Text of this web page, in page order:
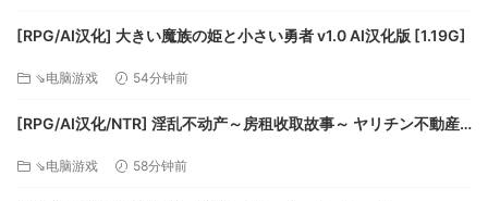
[RPG/AI汉化] 大きい魔族の姫と小さい勇者 v1.0 AI汉化版 [1.19G]
⇘电脑游戏 54分钟前
[RPG/AI汉化/NTR] 淫乱不动产～房租收取故事～ ヤリチン不動産
⇘电脑游戏 58分钟前